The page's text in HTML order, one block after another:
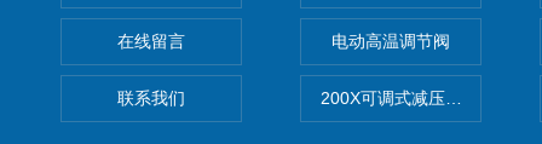
在线留言
联系我们
电动高温调节阀
200X可调式减压阀（减压稳